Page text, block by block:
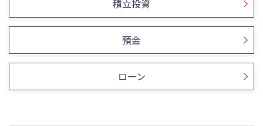
積立投資
預金
ローン